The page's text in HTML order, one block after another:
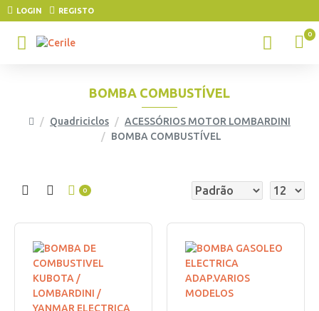
LOGIN REGISTO
0
Quadriciclos
ACESSÓRIOS MOTOR LOMBARDINI
BOMBA COMBUSTÍVEL
BOMBA COMBUSTÍVEL
0